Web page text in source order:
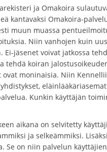
ja Omakoira
kantavaksi Omakoira-
muun muassa
Niin vanhojen kuin
jäsenet voivat jatkossa
tehdä koiran
moninaisia. Niin
Kunkin käyttäjän
aikana on selvitetty
ja selkeämmiksi.
Se on niin palvelun